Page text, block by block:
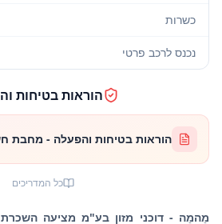
כשרות
נכנס לרכב פרטי
הוראות בטיחות
הוראות בטיחות והפעלה - מחבת
כל המדריכים
מֵהמֵה - דוכני מזון בע"מ מציעה